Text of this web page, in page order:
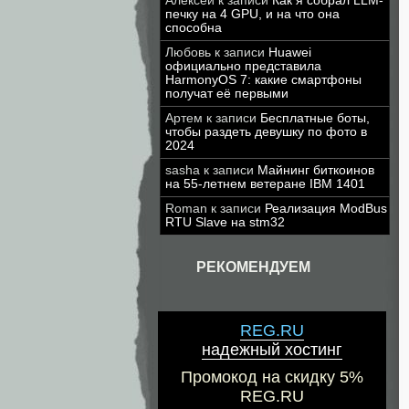
печку на 4 GPU, и на что она
способна
Любовь к записи Huawei
официально представила
HarmonyOS 7: какие смартфоны
получат её первыми
Артем к записи Бесплатные боты,
чтобы раздеть девушку по фото в
2024
sasha к записи Майнинг биткоинов
на 55-летнем ветеране IBM 1401
Roman к записи Реализация ModBus
RTU Slave на stm32
РЕКОМЕНДУЕМ
REG.RU
надежный хостинг
Промокод на скидку 5%
REG.RU